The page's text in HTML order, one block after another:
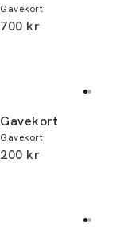
Gavekort
I alt (inkl. rabat)
700 kr
Gavekort
Gavekort
I alt (inkl. rabat)
200 kr